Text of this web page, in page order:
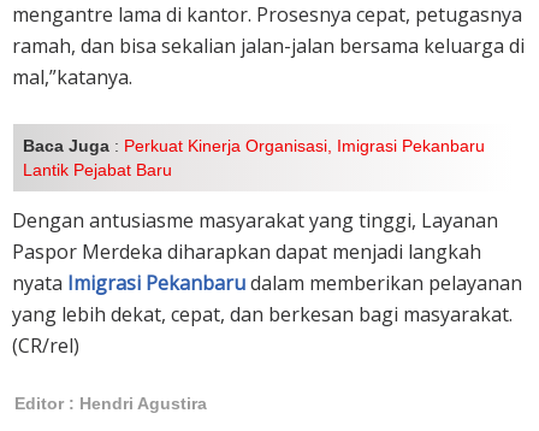
mengantre lama di kantor. Prosesnya cepat, petugasnya
ramah, dan bisa sekalian jalan-jalan bersama keluarga di
mal,”katanya.
Baca Juga : Perkuat Kinerja Organisasi, Imigrasi Pekanbaru
Lantik Pejabat Baru
Dengan antusiasme masyarakat yang tinggi, Layanan
Paspor Merdeka diharapkan dapat menjadi langkah
nyata Imigrasi Pekanbarudalam memberikan pelayanan
yang lebih dekat, cepat, dan berkesan bagi masyarakat.
(CR/rel)
Editor : Hendri Agustira